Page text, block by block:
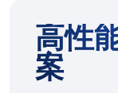
高性
案